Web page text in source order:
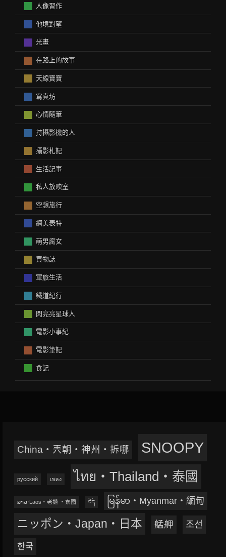
人像習作
他境對望
光畫
在路上的故事
天線寶寶
寫真坊
心情隨筆
持攝影機的人
攝影札記
生活記事
私人放映室
空想旅行
網美表特
萌男腐女
買物誌
軍旅生活
鐵道紀行
閃亮亮星球人
電影小事紀
電影筆記
食記
China‧兲朝‧神州‧拆哪 SNOOPY
русский เพลง ไทย‧Thailand‧泰國
ລາວ‧Laos‧老撾 ‧寮國 བོད မြန်မာ‧Myanmar‧緬甸
ニッポン‧Japan‧日本 艋舺 조선
한국